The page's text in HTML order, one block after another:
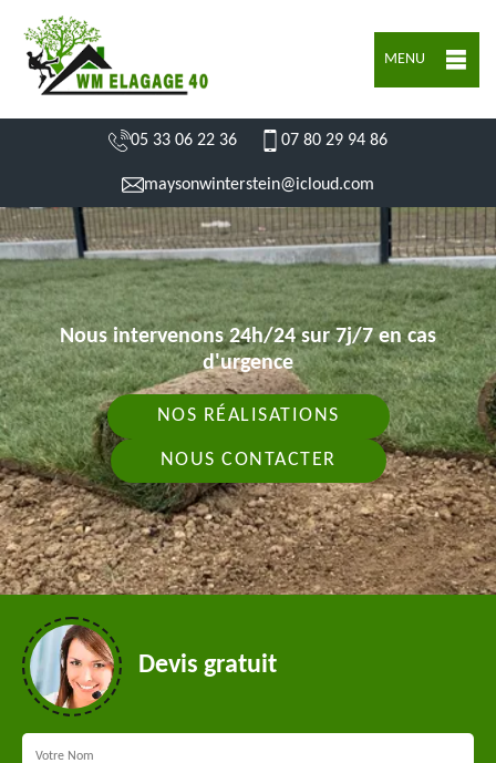
MENU
05 33 06 22 36 07 80 29 94 86
maysonwinterstein@icloud.com
Nous intervenons 24h/24 sur 7j/7 en cas
d'urgence
NOS RÉALISATIONS
NOUS CONTACTER
Devis gratuit